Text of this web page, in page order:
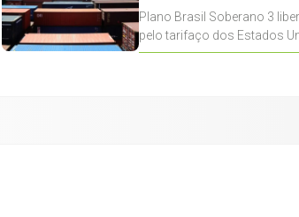
Plano Brasil Soberano 3
pelo tarifaço dos Estados
contemplados